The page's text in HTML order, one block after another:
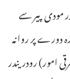
مودی پیر سے
دورے پر روانہ
امور) رودریندر